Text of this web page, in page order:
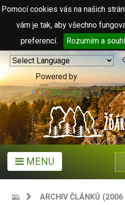
Pomocí cookies vás na našich
vám je tak, aby všechno
preferencí.
Rozumím a
Powered by
Translate
MENU
ARCHIV ČLÁNKŮ